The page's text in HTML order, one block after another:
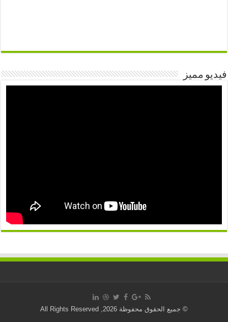
فيديو مميز
© جميع الحقوق محفوظة 2026, All Rights Reserved